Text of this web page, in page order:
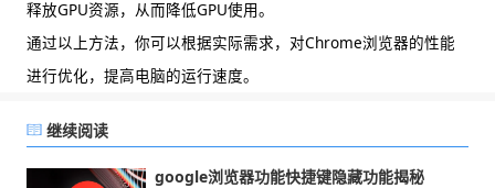
释放GPU资源，从而降低GPU使用。
通过以上方法，你可以根据实际需求，对Chrome浏览器的性能
进行优化，提高电脑的运行速度。
继续阅读
google浏览器功能快捷键隐藏功能揭秘